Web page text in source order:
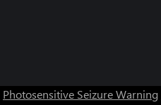
Photosensitive Seizure Warning